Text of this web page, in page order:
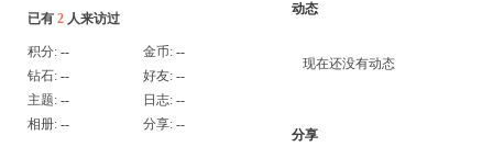
已有 2 人来访过
积分: -- 金币: --
钻石: -- 好友: --
主题: -- 日志: --
相册: -- 分享: --
动态
现在还没有动态
分享